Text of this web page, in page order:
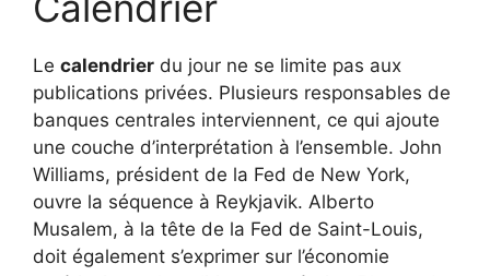
Le calendrier du jour ne se limite pas aux
publications privées. Plusieurs responsables de
banques centrales interviennent, ce qui ajoute
une couche d’interprétation à l’ensemble. John
Williams, président de la Fed de New York,
ouvre la séquence à Reykjavik. Alberto
Musalem, à la tête de la Fed de Saint-Louis,
doit également s’exprimer sur l’économie